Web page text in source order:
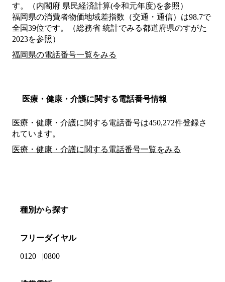
す。（内閣府 県民経済計算(令和元年度)を参照）
福岡県の消費者物価地域差指数（交通・通信）は98.7で
全国39位です。（総務省 統計でみる都道府県のすがた
2023を参照）
福岡県の電話番号一覧をみる
医療・健康・介護に関する電話番号情報
医療・健康・介護に関する電話番号は450,272件登録さ
れています。
医療・健康・介護に関する電話番号一覧をみる
種別から探す
フリーダイヤル
0120 0800